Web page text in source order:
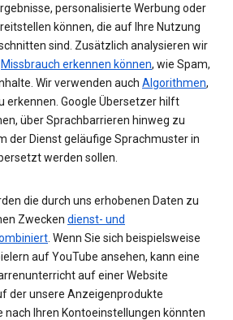
personalisierte Werbung oder
können, die auf Ihre Nutzung
sind. Zusätzlich analysieren wir
Missbrauch erkennen können, wie Spam,
Wir verwenden auch Algorithmen,
erkennen. Google Übersetzer hilft
über Sprachbarrieren hinweg zu
der Dienst geläufige Sprachmuster in
werden sollen.
die durch uns erhobenen Daten zu
Zwecken dienst- und
. Wenn Sie sich beispielsweise
auf YouTube ansehen, kann eine
auf einer Website
der unsere Anzeigenprodukte
nach Ihren Kontoeinstellungen könnten